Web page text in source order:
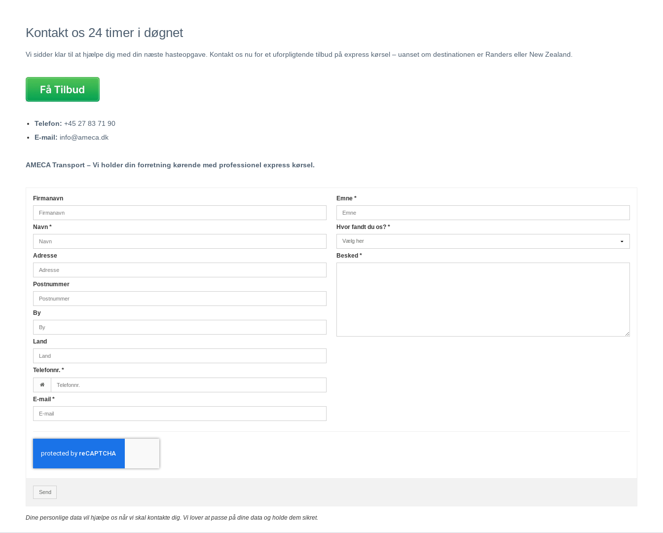
Kontakt os 24 timer i døgnet
Vi sidder klar til at hjælpe dig med din næste hasteopgave. Kontakt os nu for et uforpligtende tilbud på express kørsel – uanset om destinationen er Randers eller New Zealand.
Telefon: +45 27 83 71 90
E-mail: info@ameca.dk
AMECA Transport – Vi holder din forretning kørende med professionel express kørsel.
Firmanavn
Navn *
Adresse
Postnummer
By
Land
Telefonnr. *
E-mail *
Emne *
Hvor fandt du os? *
Besked *
Send
Dine personlige data vil hjælpe os når vi skal kontakte dig. Vi lover at passe på dine data og holde dem sikret.